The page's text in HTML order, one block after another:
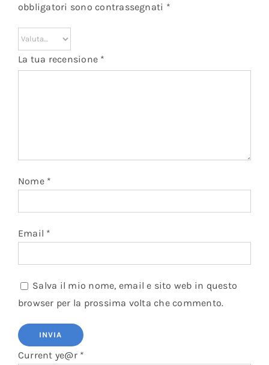
obbligatori sono contrassegnati *
La tua recensione *
Nome *
Email *
Salva il mio nome, email e sito web in questo
browser per la prossima volta che commento.
Current ye@r *